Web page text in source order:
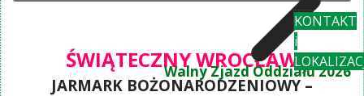
Walny Zjazd Oddziału 2026
KONTAKT
i
ŚWIĄTECZNY WROCŁAW
JARMARK BOŻONARODZENIOWY –